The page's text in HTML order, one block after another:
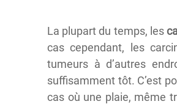
La plupart du temps, les
cas cependant, les
tumeurs à d’autres
suffisamment tôt. C’est
cas où une plaie, même